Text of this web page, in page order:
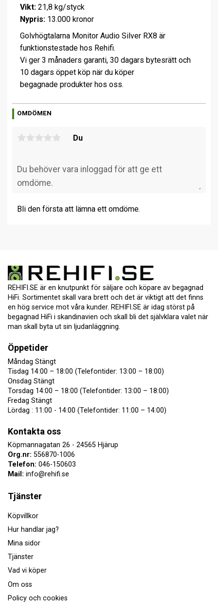
Vikt: 21,8 kg/styck
Nypris: 13.000 kronor
Golvhögtalarna Monitor Audio Silver RX8 är
funktionstestade hos Rehifi.
Vi ger 3 månaders garanti, 30 dagars bytesrätt och
10 dagars öppet köp när du köper
begagnade produkter hos oss.
OMDÖMEN
Du
Bli den första att lämna ett omdöme.
REHIFI.SE är en knutpunkt för säljare och köpare av begagnad
HiFi. Sortimentet skall vara brett och det är viktigt att det finns
en hög service mot våra kunder. REHIFI.SE är idag störst på
begagnad HiFi i skandinavien och skall bli det självklara valet när
man skall byta ut sin ljudanläggning.
Öppetider
Måndag Stängt
Tisdag 14:00 – 18:00 (Telefontider: 13:00 – 18:00)
Onsdag Stängt
Torsdag 14:00 – 18:00 (Telefontider: 13:00 – 18:00)
Fredag Stängt
Lördag : 11:00 - 14:00 (Telefontider: 11:00 – 14:00)
Kontakta oss
Köpmannagatan 26 - 24565 Hjärup
Org.nr: 556870-1006
Telefon: 046-150603
Mail: info@rehifi.se
Tjänster
Köpvillkor
Hur handlar jag?
Mina sidor
Tjänster
Vad vi köper
Om oss
Policy och cookies